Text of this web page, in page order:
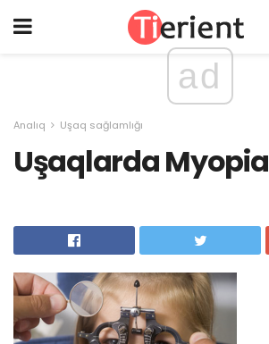
ad
Analıq Uşaq sağlamlığı
Uşaqlarda Myopia